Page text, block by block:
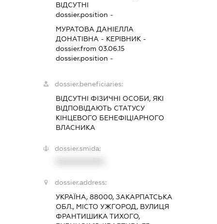
ВІДСУТНІ
dossier.position -
МУРАТОВА ДАНІЕЛЛА
ДОНАТІВНА - КЕРІВНИК -
dossier.from 03.06.15
dossier.position -
dossier.beneficiaries:
ВІДСУТНІ ФІЗИЧНІ ОСОБИ, ЯКІ
ВІДПОВІДАЮТЬ СТАТУСУ
КІНЦЕВОГО БЕНЕФІЦІАРНОГО
ВЛАСНИКА
dossier.smida:
dossier.address:
УКРАЇНА, 88000, ЗАКАРПАТСЬКА
ОБЛ., МІСТО УЖГОРОД, ВУЛИЦЯ
ФРАНТИШИКА ТИХОГО,